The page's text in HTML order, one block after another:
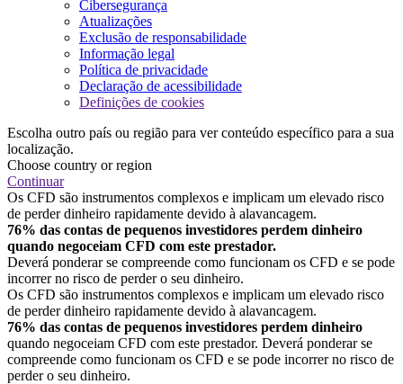
Cibersegurança
Atualizações
Exclusão de responsabilidade
Informação legal
Política de privacidade
Declaração de acessibilidade
Definições de cookies
Escolha outro país ou região para ver conteúdo específico para a sua
localização.
Choose country or region
Continuar
Os CFD são instrumentos complexos e implicam um elevado risco
de perder dinheiro rapidamente devido à alavancagem.
76% das contas de pequenos investidores perdem dinheiro
quando negoceiam CFD com este prestador.
Deverá ponderar se compreende como funcionam os CFD e se pode
incorrer no risco de perder o seu dinheiro.
Os CFD são instrumentos complexos e implicam um elevado risco
de perder dinheiro rapidamente devido à alavancagem.
76% das contas de pequenos investidores perdem dinheiro
quando negoceiam CFD com este prestador. Deverá ponderar se
compreende como funcionam os CFD e se pode incorrer no risco de
perder o seu dinheiro.